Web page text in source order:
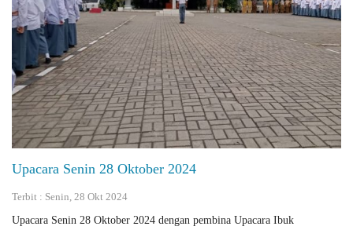
Upacara Senin 28 Oktober 2024
Terbit : Senin, 28 Okt 2024
Upacara Senin 28 Oktober 2024 dengan pembina Upacara Ibuk